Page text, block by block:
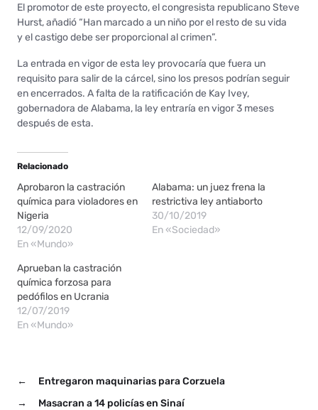
El promotor de este proyecto, el congresista republicano Steve
Hurst, añadió “Han marcado a un niño por el resto de su vida
y el castigo debe ser proporcional al crimen”.
La entrada en vigor de esta ley provocaría que fuera un
requisito para salir de la cárcel, sino los presos podrían seguir
en encerrados. A falta de la ratificación de Kay Ivey,
gobernadora de Alabama, la ley entraría en vigor 3 meses
después de esta.
Relacionado
Aprobaron la castración
química para violadores en
Nigeria
12/09/2020
En «Mundo»
Alabama: un juez frena la
restrictiva ley antiaborto
30/10/2019
En «Sociedad»
Aprueban la castración
química forzosa para
pedófilos en Ucrania
12/07/2019
En «Mundo»
←
Entregaron maquinarias para Corzuela
→
Masacran a 14 policías en Sinaí